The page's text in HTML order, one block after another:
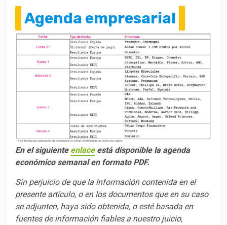
Agenda empresarial
En el siguiente enlaceestá disponible la agenda
económico semanal en formato PDF.
Sin perjuicio de que la información contenida en el
presente artículo, o en los documentos que en su caso
se adjunten, haya sido obtenida, o esté basada en
fuentes de información fiables a nuestro juicio,